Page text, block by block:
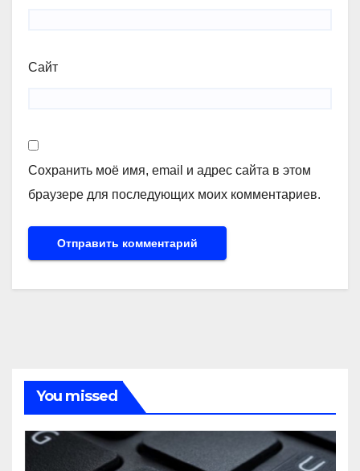
Сайт
Сохранить моё имя, email и адрес сайта в этом
браузере для последующих моих комментариев.
You missed